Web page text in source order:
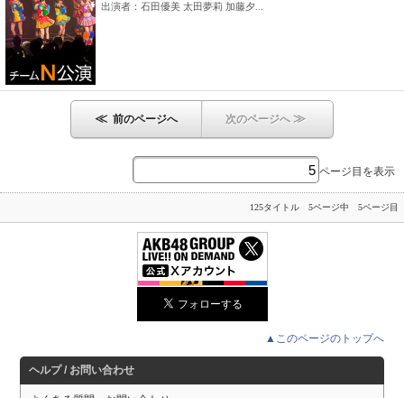
出演者：石田優美 太田夢莉 加藤夕...
≪ 前のページへ 次のページへ≫
ページ目を表示
125タイトル 5ページ中 5ページ目
▲このページのトップへ
ヘルプ / お問い合わせ